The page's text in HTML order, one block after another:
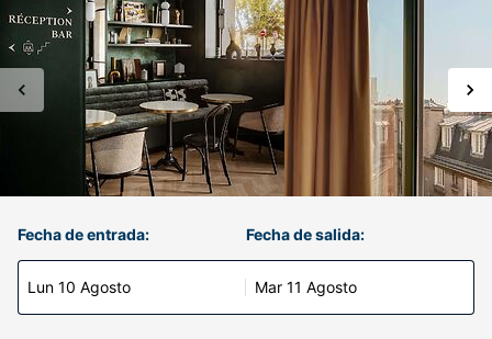
Fecha de entrada:
Lun 10 Agosto
Fecha de salida:
Mar 11 Agosto